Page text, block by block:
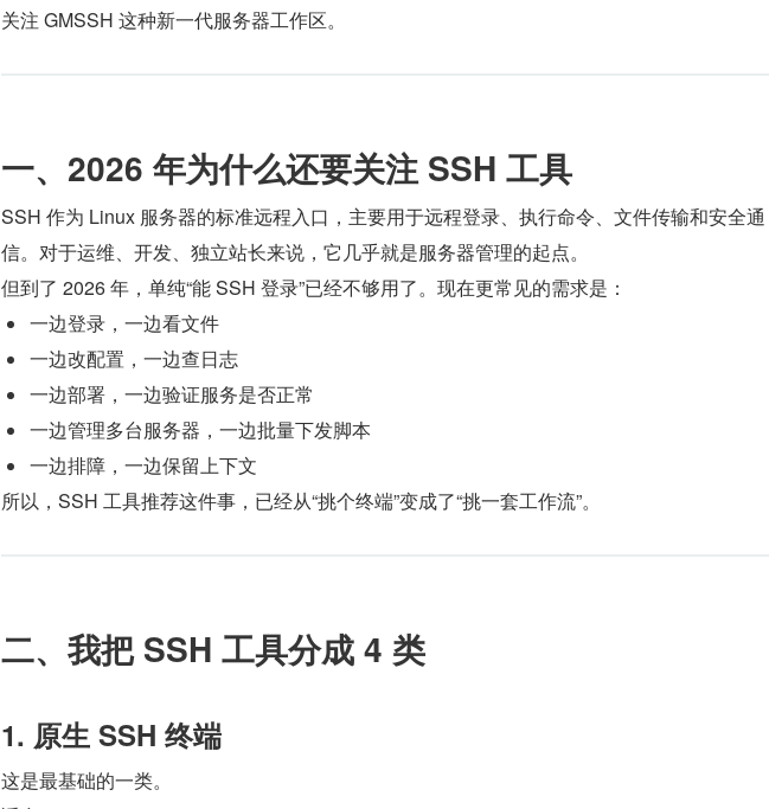
关注 GMSSH 这种新一代服务器工作区。
一、2026 年为什么还要关注 SSH 工具
SSH 作为 Linux 服务器的标准远程入口，主要用于远程登录、执行命令、文件传输和安全通
信。对于运维、开发、独立站长来说，它几乎就是服务器管理的起点。
但到了 2026 年，单纯“能 SSH 登录”已经不够用了。现在更常见的需求是：
一边登录，一边看文件
一边改配置，一边查日志
一边部署，一边验证服务是否正常
一边管理多台服务器，一边批量下发脚本
一边排障，一边保留上下文
所以，SSH 工具推荐这件事，已经从“挑个终端”变成了“挑一套工作流”。
二、我把 SSH 工具分成 4 类
1. 原生 SSH 终端
这是最基础的一类。